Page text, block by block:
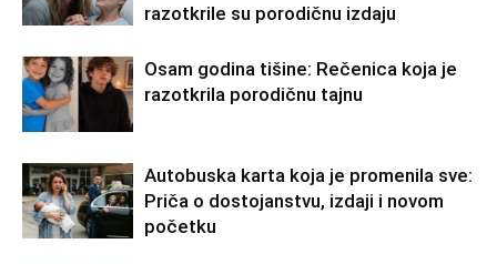
razotkrile su porodičnu izdaju
Osam godina tišine: Rečenica koja je
razotkrila porodičnu tajnu
Autobuska karta koja je promenila sve:
Priča o dostojanstvu, izdaji i novom
početku